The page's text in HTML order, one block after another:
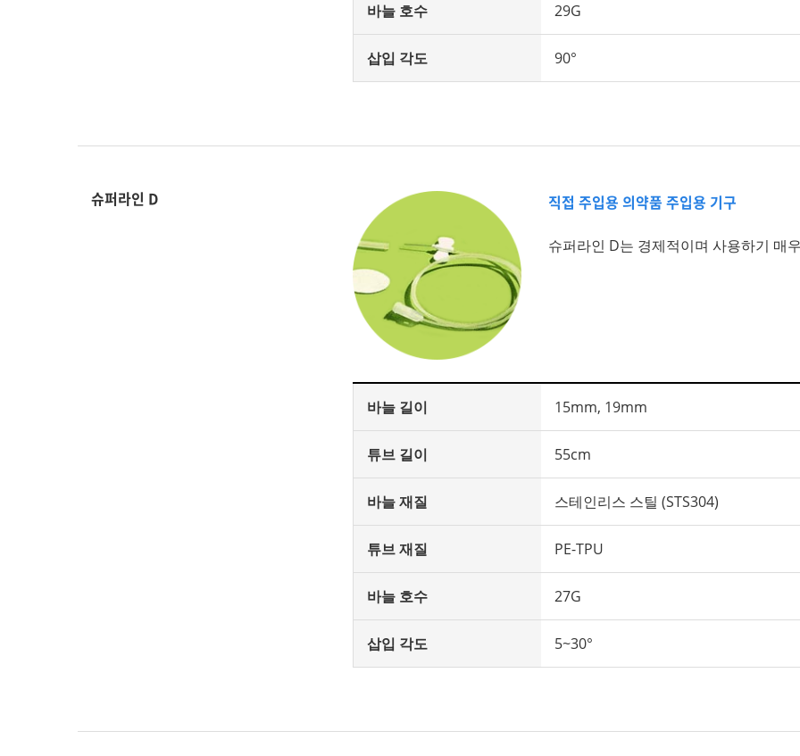
바늘 호수 29G
삽입 각도 90°
슈퍼라인 D 직접 주입용 의약품 주입용 기구
슈퍼라인 D는 경제적이며 사용하기 매
바늘 길이 15mm, 19mm
튜브 길이 55cm
바늘 재질 스테인리스 스틸 (STS304)
튜브 재질 PE-TPU
바늘 호수 27G
삽입 각도 5~30°